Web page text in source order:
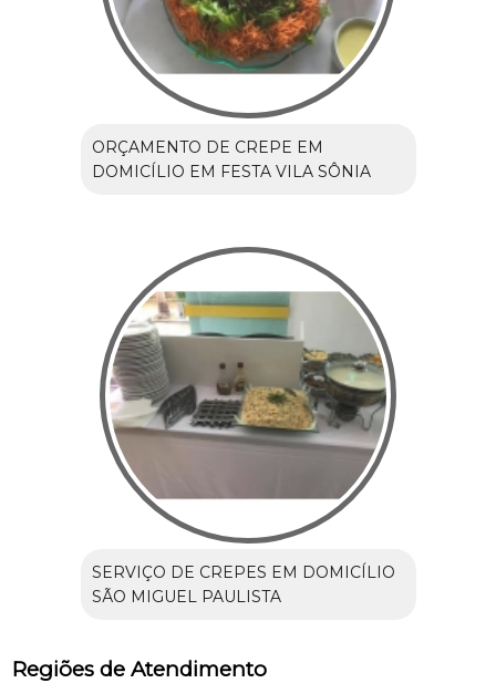
ORÇAMENTO DE CREPE EM
DOMICÍLIO EM FESTA VILA SÔNIA
SERVIÇO DE CREPES EM DOMICÍLIO
SÃO MIGUEL PAULISTA
Regiões de Atendimento